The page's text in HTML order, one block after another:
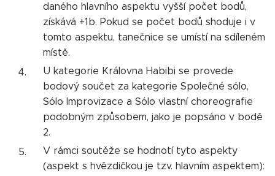
daného hlavního aspektu vyšší počet bodů,
získává +1b. Pokud se počet bodů shoduje i v
tomto aspektu, tanečnice se umístí na sdíleném
místě.
U kategorie Královna Habibi se provede
bodový součet za kategorie Společné sólo,
Sólo Improvizace a Sólo vlastní choreografie
podobným způsobem, jako je popsáno v bodě
2.
V rámci soutěže se hodnotí tyto aspekty
(aspekt s hvězdičkou je tzv. hlavním aspektem):